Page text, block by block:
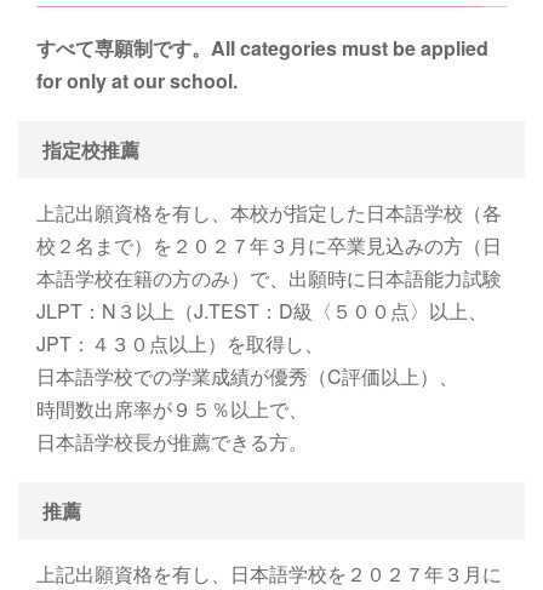
すべて専願制です。All categories must be applied
for only at our school.
指定校推薦
上記出願資格を有し、本校が指定した日本語学校（各
校２名まで）を２０２７年３月に卒業見込みの方（日
本語学校在籍の方のみ）で、出願時に日本語能力試験
JLPT：N３以上（J.TEST：D級〈５００点〉以上、
JPT：４３０点以上）を取得し、
日本語学校での学業成績が優秀（C評価以上）、
時間数出席率が９５％以上で、
日本語学校⾧が推薦できる方。
推薦
上記出願資格を有し、日本語学校を２０２７年３月に